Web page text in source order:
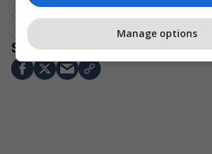
Sporti Në Rajonin E Mitrovicës
Kh Ulpiana
Kh Jusuf Gërvalla
Hendboll Kh Vushtrria
Manage options